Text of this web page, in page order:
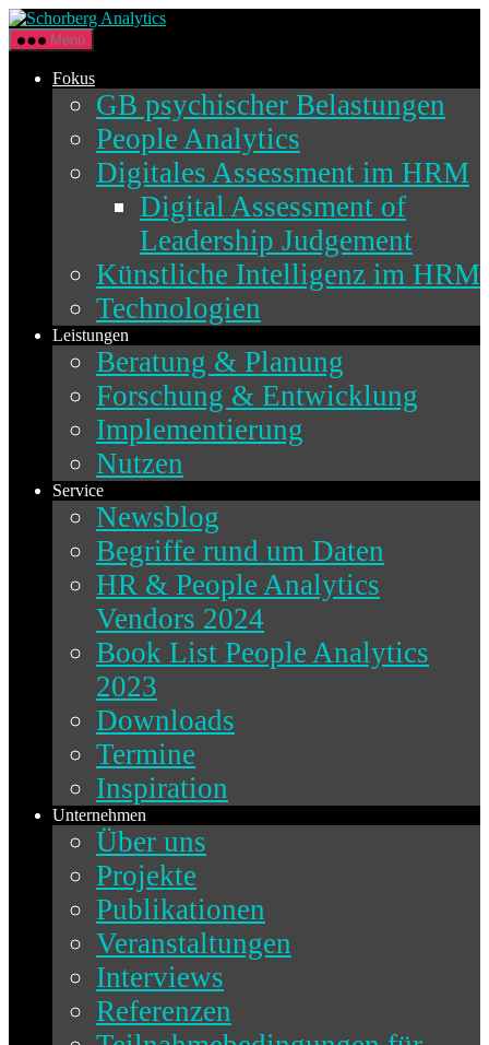
Direkt
zum
Inhalt
wechseln
Schorberg
Menü
Fokus
GB psychischer Belastungen
People Analytics
Digitales Assessment im HRM
Digital Assessment of
Leadership Judgement
Künstliche Intelligenz im HRM
Technologien
Leistungen
Beratung & Planung
Forschung & Entwicklung
Implementierung
Nutzen
Service
Newsblog
Begriffe rund um Daten
HR & People Analytics
Vendors 2024
Book List People Analytics
2023
Downloads
Termine
Inspiration
Unternehmen
Über uns
Projekte
Publikationen
Veranstaltungen
Interviews
Referenzen